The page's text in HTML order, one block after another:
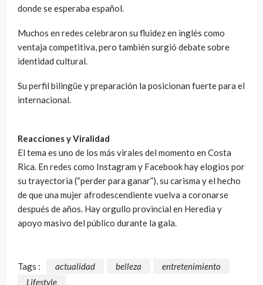
donde se esperaba español.
Muchos en redes celebraron su fluidez en inglés como
ventaja competitiva, pero también surgió debate sobre
identidad cultural.
Su perfil bilingüe y preparación la posicionan fuerte para el
internacional.
Reacciones y Viralidad
El tema es uno de los más virales del momento en Costa
Rica. En redes como Instagram y Facebook hay elogios por
su trayectoria (“perder para ganar”), su carisma y el hecho
de que una mujer afrodescendiente vuelva a coronarse
después de años. Hay orgullo provincial en Heredia y
apoyo masivo del público durante la gala.
Tags : actualidad belleza
entretenimiento
Lifestyle